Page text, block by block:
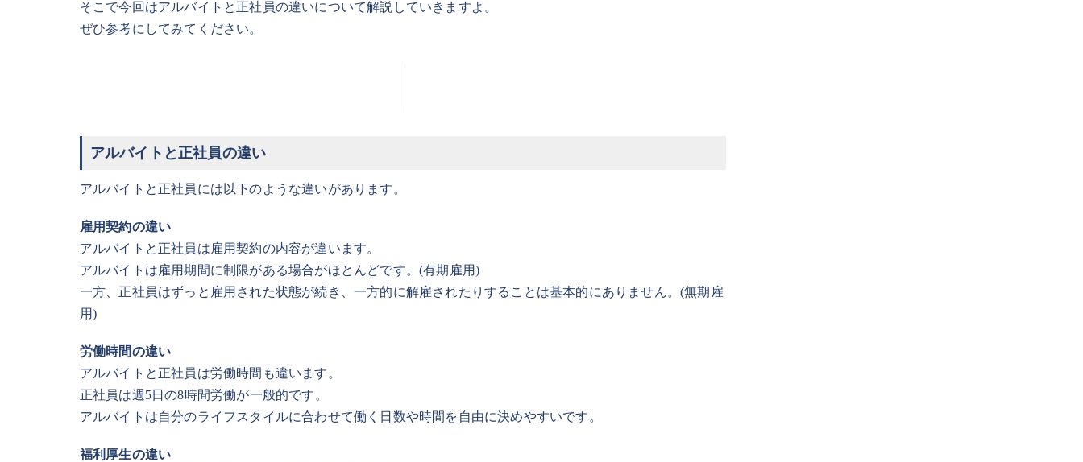
そこで今回はアルバイトと正社員の違いについて解説していきますよ。
ぜひ参考にしてみてください。
アルバイトと正社員の違い
アルバイトと正社員には以下のような違いがあります。
雇用契約の違い
アルバイトと正社員は雇用契約の内容が違います。
アルバイトは雇用期間に制限がある場合がほとんどです。(有期雇用)
一方、正社員はずっと雇用された状態が続き、一方的に解雇されたりすることは基本的にありません。(無期雇
用)
労働時間の違い
アルバイトと正社員は労働時間も違います。
正社員は週5日の8時間労働が一般的です。
アルバイトは自分のライフスタイルに合わせて働く日数や時間を自由に決めやすいです。
福利厚生の違い